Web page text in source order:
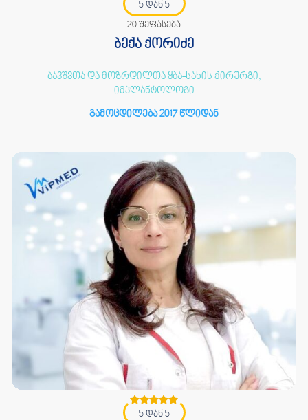
5 დან 5
20 შეფასება
ბექა ქორიძე
ბავშვთა და მოზრდილთა ყბა-სახის ქირურგი,
იმპლანტოლოგი
გამოცდილება 2017 წლიდან
5 დან 5